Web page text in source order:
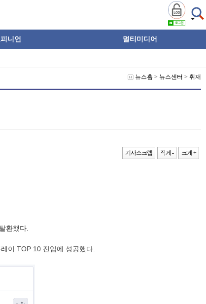
니언 멀티미디어
뉴스홈 > 뉴스센터 > 취재
기사스크랩 작게 - 크게 +
환했다.
이 TOP 10 진입에 성공했다.